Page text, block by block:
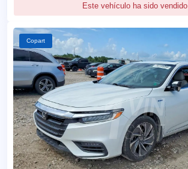
Este vehículo ha sido vendido
Copart